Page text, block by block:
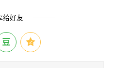
给好友